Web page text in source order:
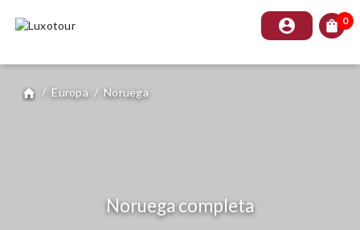
account_circle shopping_bag 0
home / Europa / Noruega
Noruega completa